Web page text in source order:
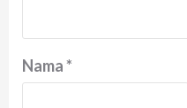
Nama*